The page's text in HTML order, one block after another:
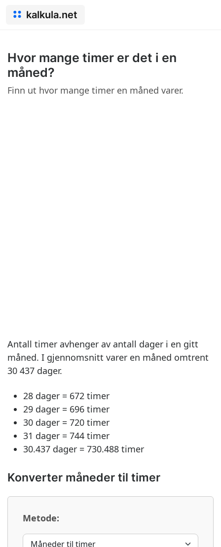
kalkula.net
Hvor mange timer er det i en
måned?
Finn ut hvor mange timer en måned varer.
Antall timer avhenger av antall dager i en gitt
måned. I gjennomsnitt varer en måned omtrent
30 437 dager.
28 dager = 672 timer
29 dager = 696 timer
30 dager = 720 timer
31 dager = 744 timer
30.437 dager = 730.488 timer
Konverter måneder til timer
Metode: